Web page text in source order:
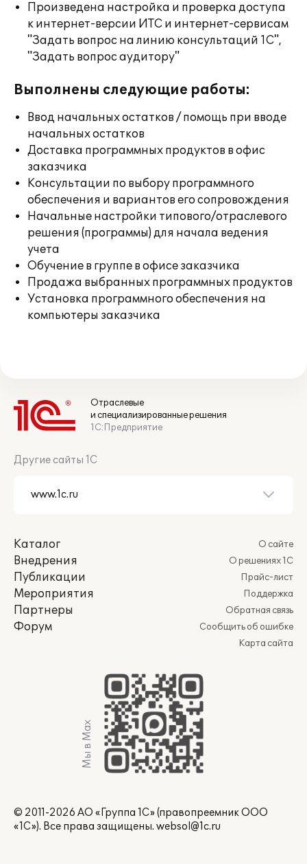
Произведена настройка и проверка доступа
к интернет-версии ИТС и интернет-сервисам
"Задать вопрос на линию консультаций 1С",
"Задать вопрос аудитору"
Выполнены следующие работы:
Ввод начальных остатков / помощь при вводе
начальных остатков
Доставка программных продуктов в офис
заказчика
Консультации по выбору программного
обеспечения и вариантов его сопровождения
Начальные настройки типового/отраслевого
решения (программы) для начала ведения
учета
Обучение в группе в офисе заказчика
Продажа выбранных программных продуктов
Установка программного обеспечения на
компьютеры заказчика
Отраслевые
и специализированные решения
1С:Предприятие
Другие сайты 1С
Каталог
Внедрения
Публикации
Мероприятия
Партнеры
Форум
О сайте
О решениях 1С
Прайс-лист
Поддержка
Обратная связь
Сообщить об ошибке
Карта сайта
Мы в Max
© 2011-2026 АО «Группа 1С» (правопреемник ООО
«1С»). Все права защищены. websol@1c.ru